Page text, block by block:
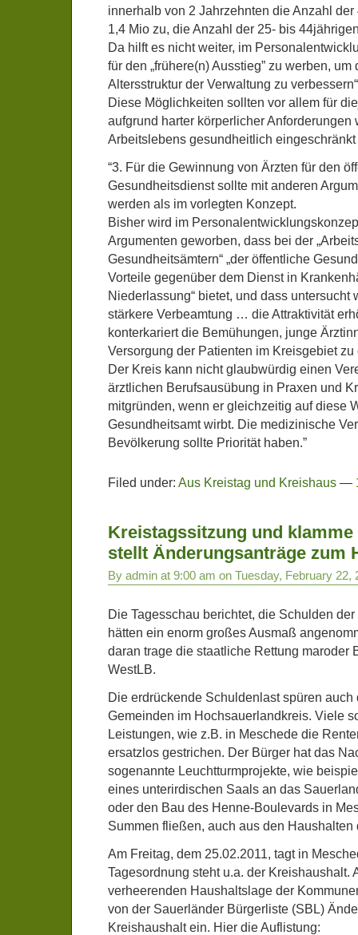
innerhalb von 2 Jahrzehnten die Anzahl
1,4 Mio zu, die Anzahl der 25- bis
Da hilft es nicht weiter, im
für den „frühere(n) Ausstieg” zu werben, um
Altersstruktur der Verwaltung zu
Diese Möglichkeiten sollten vor allem für
aufgrund harter körperlicher Anforderungen
Arbeitslebens gesundheitlich eingeschränkt
“3. Für die Gewinnung von Ärzten für den
Gesundheitsdienst sollte mit anderen
werden als im vorlegten Konzept.
Bisher wird im
Argumenten geworben, dass bei der
Gesundheitsämtern“ „der öffentliche
Vorteile gegenüber dem Dienst in
Niederlassung“ bietet, und dass untersucht
stärkere Verbeamtung … die Attraktivität
konterkariert die Bemühungen, junge
Versorgung der Patienten im Kreisgebiet
Der Kreis kann nicht glaubwürdig einen
ärztlichen Berufsausübung in Praxen und
mitgründen, wenn er gleichzeitig auf diese
Gesundheitsamt wirbt. Die medizinische
Bevölkerung sollte Priorität haben.”
Filed under: Aus Kreistag und Kreishaus —
Kreistagssitzung und klamme
stellt Änderungsanträge zum
By admin at 9:00 am on Tuesday, February 22,
Die Tagesschau berichtet, die Schulden
hätten ein enorm großes Ausmaß
daran trage die staatliche Rettung maroder
WestLB.
Die erdrückende Schuldenlast spüren auch
Gemeinden im Hochsauerlandkreis. Viele
Leistungen, wie z.B. in Meschede die
ersatzlos gestrichen. Der Bürger hat das
sogenannte Leuchtturmprojekte, wie
eines unterirdischen Saals an das
oder den Bau des Henne-Boulevards in
Summen fließen, auch aus den Haushalten
Am Freitag, dem 25.02.2011, tagt in
Tagesordnung steht u.a. der Kreishaushalt.
verheerenden Haushaltslage der
von der Sauerländer Bürgerliste (SBL)
Kreishaushalt ein. Hier die Auflistung: